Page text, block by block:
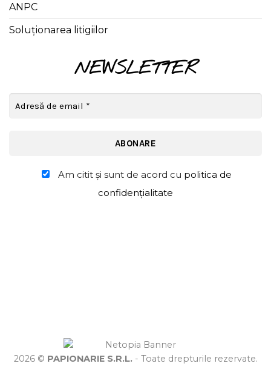
ANPC
Soluționarea litigiilor
NEWSLETTER
Am citit şi sunt de acord cu politica de
confidențialitate
2026 © PAPIONARIE S.R.L.- Toate drepturile rezervate.